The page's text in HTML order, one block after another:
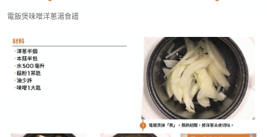
電飯煲味噌洋蔥湯食譜